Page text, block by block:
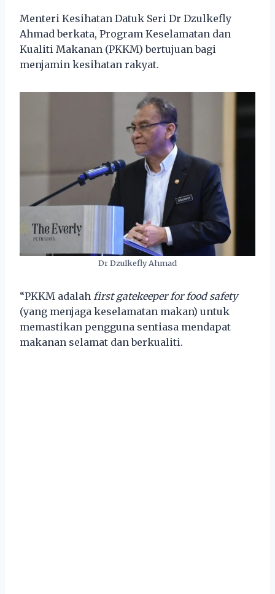
Menteri Kesihatan Datuk Seri Dr Dzulkefly
Ahmad berkata, Program Keselamatan dan
Kualiti Makanan (PKKM) bertujuan bagi
menjamin kesihatan rakyat.
Dr Dzulkefly Ahmad
“PKKM adalah first gatekeeper for food safety
(yang menjaga keselamatan makan) untuk
memastikan pengguna sentiasa mendapat
makanan selamat dan berkualiti.